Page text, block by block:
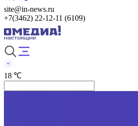
site@in-news.ru
+7(3462) 22-12-11 (6109)
18 ℃